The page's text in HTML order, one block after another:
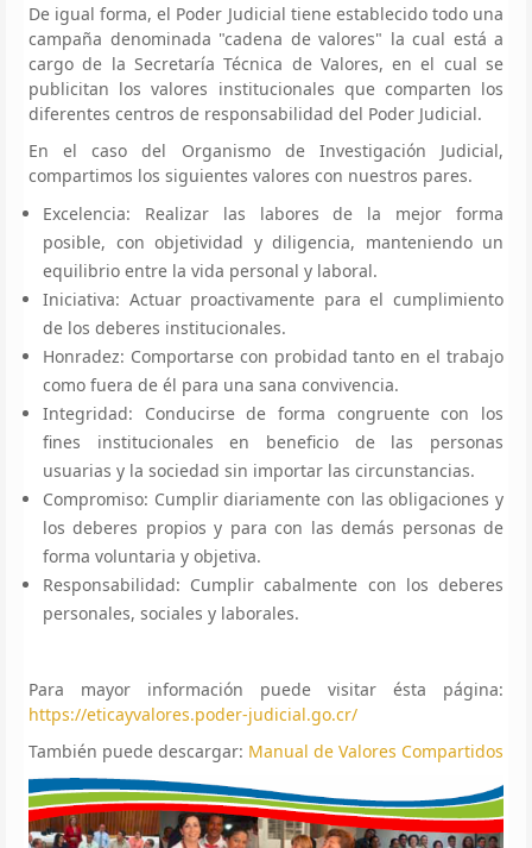
De igual forma, el Poder Judicial tiene establecido todo una
campaña denominada "cadena de valores" la cual está a
cargo de la Secretaría Técnica de Valores, en el cual se
publicitan los valores institucionales que comparten los
diferentes centros de responsabilidad del Poder Judicial.
En el caso del Organismo de Investigación Judicial,
compartimos los siguientes valores con nuestros pares.
Excelencia: Realizar las labores de la mejor forma
posible, con objetividad y diligencia, manteniendo un
equilibrio entre la vida personal y laboral.
Iniciativa: Actuar proactivamente para el cumplimiento
de los deberes institucionales.
Honradez: Comportarse con probidad tanto en el trabajo
como fuera de él para una sana convivencia.
Integridad: Conducirse de forma congruente con los
fines institucionales en beneficio de las personas
usuarias y la sociedad sin importar las circunstancias.
Compromiso: Cumplir diariamente con las obligaciones y
los deberes propios y para con las demás personas de
forma voluntaria y objetiva.
Responsabilidad: Cumplir cabalmente con los deberes
personales, sociales y laborales.
Para mayor información puede visitar ésta página:
https://eticayvalores.poder-judicial.go.cr/
También puede descargar: Manual de Valores Compartidos